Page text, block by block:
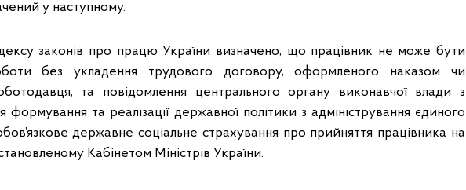
у наступному.
законів про працю України визначено, що працівник не може бути
без укладення трудового договору, оформленого наказом чи
та повідомлення центрального органу виконавчої влади з
формування та реалізації державної політики з адміністрування єдиного
державне соціальне страхування про прийняття працівника на
Кабінетом Міністрів України.